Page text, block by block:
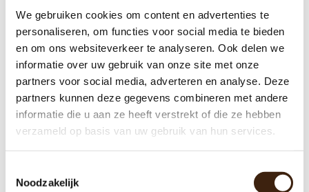
We gebruiken cookies om content en advertenties te
personaliseren, om functies voor social media te bieden
en om ons websiteverkeer te analyseren. Ook delen we
informatie over uw gebruik van onze site met onze
partners voor social media, adverteren en analyse. Deze
partners kunnen deze gegevens combineren met andere
informatie die u aan ze heeft verstrekt of die ze hebben
verzameld op basis van uw gebruik van hun services.
Noodzakelijk
Boiler WMF Bistro